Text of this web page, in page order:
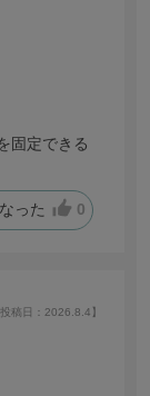
固定できる
った 0
投稿日：2026.8.4】